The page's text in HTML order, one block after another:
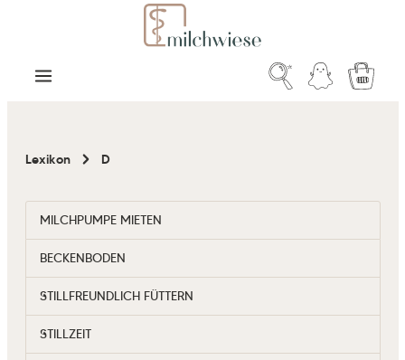
Zum Hauptinhalt springen
Lexikon D
MILCHPUMPE MIETEN
BECKENBODEN
STILLFREUNDLICH FÜTTERN
STILLZEIT